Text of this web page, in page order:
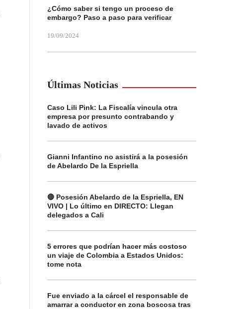
¿Cómo saber si tengo un proceso de
embargo? Paso a paso para verificar
19/09/2024
Últimas Noticias
Caso Lili Pink: La Fiscalía vincula otra
empresa por presunto contrabando y
lavado de activos
Gianni Infantino no asistirá a la posesión
de Abelardo De la Espriella
🔴 Posesión Abelardo de la Espriella, EN
VIVO | Lo último en DIRECTO: Llegan
delegados a Cali
5 errores que podrían hacer más costoso
un viaje de Colombia a Estados Unidos:
tome nota
Fue enviado a la cárcel el responsable de
amarrar a conductor en zona boscosa tras